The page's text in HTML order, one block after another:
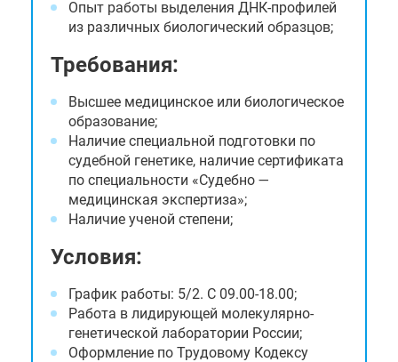
Опыт работы выделения ДНК-профилей
из различных биологический образцов;
Требования:
Высшее медицинское или биологическое
образование;
Наличие специальной подготовки по
судебной генетике, наличие сертификата
по специальности «Судебно —
медицинская экспертиза»;
Наличие ученой степени;
Условия:
График работы: 5/2. С 09.00-18.00;
Работа в лидирующей молекулярно-
генетической лаборатории России;
Оформление по Трудовому Кодексу